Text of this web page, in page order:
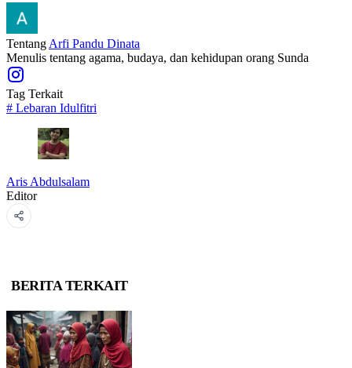
Tentang Arfi Pandu Dinata
Menulis tentang agama, budaya, dan kehidupan orang Sunda
Tag Terkait
# Lebaran Idulfitri
Aris Abdulsalam
Editor
BERITA TERKAIT